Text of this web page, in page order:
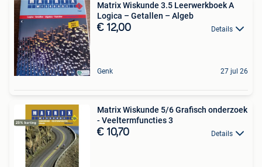
Matrix Wiskunde 3.5 Leerwerkboek A
Logica – Getallen – Algeb
€ 12,00 Details
Genk 27 jul 26
Matrix Wiskunde 5/6 Grafisch onderzoek
- Veeltermfuncties 3
€ 10,70 Details